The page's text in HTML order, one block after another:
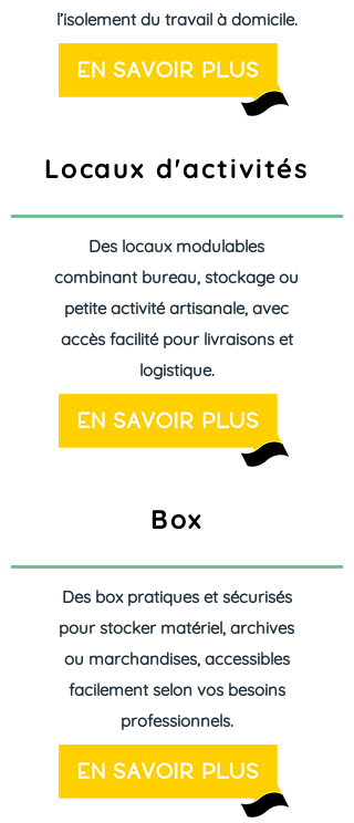
l’isolement du travail à domicile.
Locaux d'activités
Des locaux modulables
combinant bureau, stockage ou
petite activité artisanale, avec
accès facilité pour livraisons et
logistique.
Box
Des box pratiques et sécurisés
pour stocker matériel, archives
ou marchandises, accessibles
facilement selon vos besoins
professionnels.